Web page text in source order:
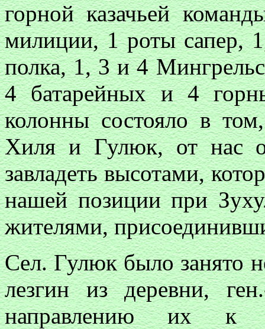
горной казачьей
милиции, 1 роты сапер,
полка, 1, 3 и 4
4 батарейных и 4
колонны состояло в
Хиля и Гулюк, от нас
завладеть высотами,
нашей позиции при
жителями,
Сел. Гулюк было занято
лезгин из деревни,
направлению их к